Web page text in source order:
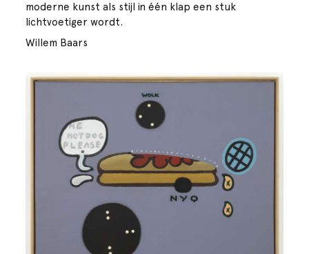
moderne kunst als stijl in één klap een stuk
lichtvoetiger wordt.
Willem Baars